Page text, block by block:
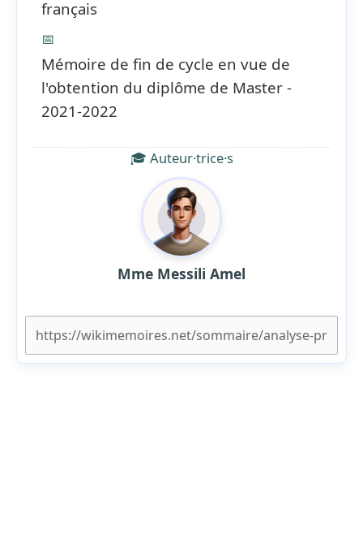
français
📅
Mémoire de fin de cycle en vue de
l'obtention du diplôme de Master -
2021-2022
🎓 Auteur·trice·s
Mme Messili Amel